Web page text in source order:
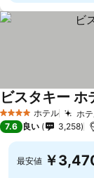
4 ホテルのランク
ホテル ホ
ビスタキー ホ
7.6 良い 3,258
最安値 ￥